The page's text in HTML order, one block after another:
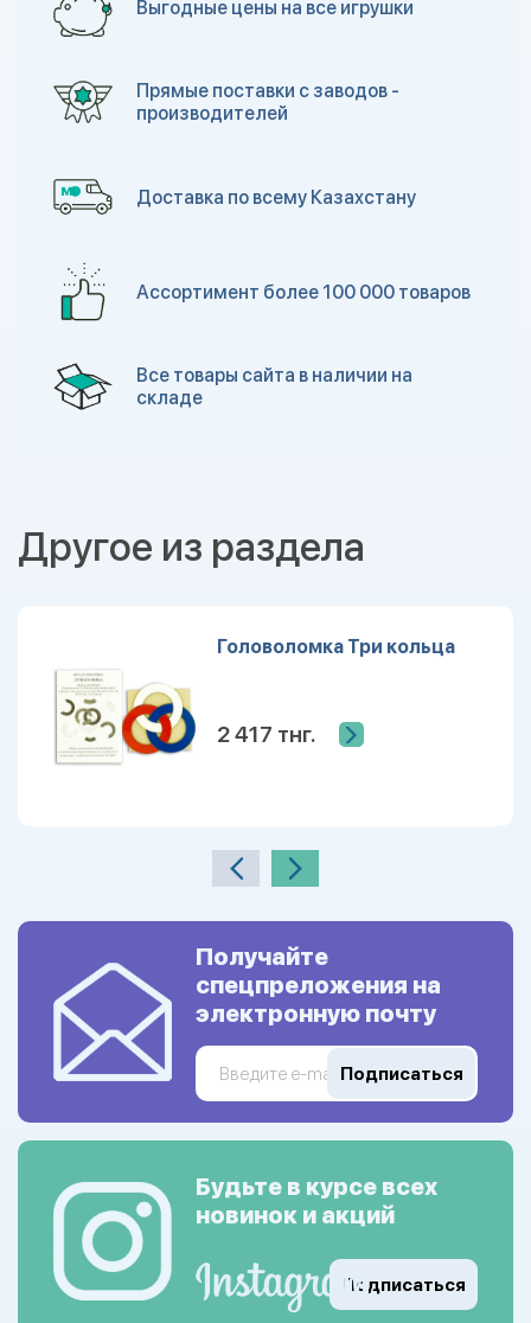
Выгодные цены на все игрушки
Прямые поставки с заводов -
производителей
Доставка по всему Казахстану
Ассортимент более 100 000 товаров
Все товары сайта в наличии на
складе
Другое из раздела
Головоломка Три кольца
2 417 тнг.
Получайте
спецпреложения на
электронную почту
Подписаться
Будьте в курсе всех
новинок и акций
Подписаться